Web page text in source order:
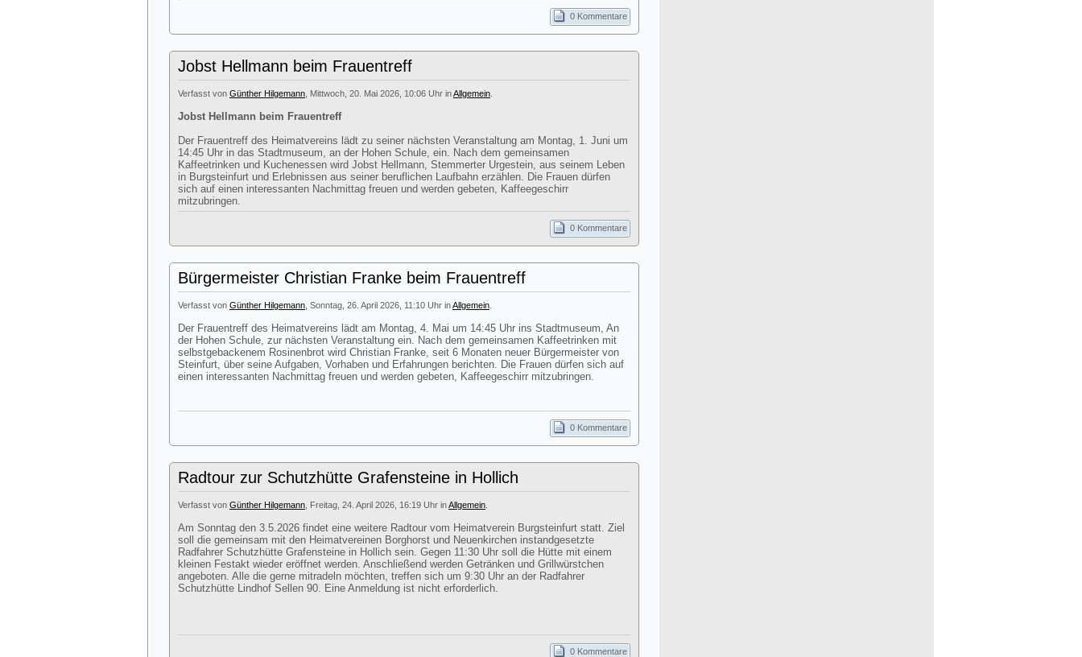
0 Kommentare
Jobst Hellmann beim Frauentreff
Verfasst von Günther Hilgemann , Mittwoch, 20. Mai 2026, 10:06 Uhr inAllgemein
Jobst Hellmann beim Frauentreff
Der Frauentreff des Heimatvereins lädt zu seiner nächsten Veranstaltung am Montag, 1. Juni um
14:45 Uhr in das Stadtmuseum, an der Hohen Schule, ein. Nach dem gemeinsamen
Kaffeetrinken und Kuchenessen wird Jobst Hellmann, Stemmerter Urgestein, aus seinem Leben
in Burgsteinfurt und Erlebnissen aus seiner beruflichen Laufbahn erzählen. Die Frauen dürfen
sich auf einen interessanten Nachmittag freuen und werden gebeten, Kaffeegeschirr
mitzubringen.
0 Kommentare
Bürgermeister Christian Franke beim Frauentreff
Verfasst von Günther Hilgemann , Sonntag, 26. April 2026, 11:10 Uhr inAllgemein
Der Frauentreff des Heimatvereins lädt am Montag, 4. Mai um 14:45 Uhr ins Stadtmuseum, An
der Hohen Schule, zur nächsten Veranstaltung ein. Nach dem gemeinsamen Kaffeetrinken mit
selbstgebackenem Rosinenbrot wird Christian Franke, seit 6 Monaten neuer Bürgermeister von
Steinfurt, über seine Aufgaben, Vorhaben und Erfahrungen berichten. Die Frauen dürfen sich auf
einen interessanten Nachmittag freuen und werden gebeten, Kaffeegeschirr mitzubringen.
0 Kommentare
Radtour zur Schutzhütte Grafensteine in Hollich
Verfasst von Günther Hilgemann , Freitag, 24. April 2026, 16:19 Uhr inAllgemein
Am Sonntag den 3.5.2026 findet eine weitere Radtour vom Heimatverein Burgsteinfurt statt. Ziel
soll die gemeinsam mit den Heimatvereinen Borghorst und Neuenkirchen instandgesetzte
Radfahrer Schutzhütte Grafensteine in Hollich sein. Gegen 11:30 Uhr soll die Hütte mit einem
kleinen Festakt wieder eröffnet werden. Anschließend werden Getränken und Grillwürstchen
angeboten. Alle die gerne mitradeln möchten, treffen sich um 9:30 Uhr an der Radfahrer
Schutzhütte Lindhof Sellen 90. Eine Anmeldung ist nicht erforderlich.
0 Kommentare